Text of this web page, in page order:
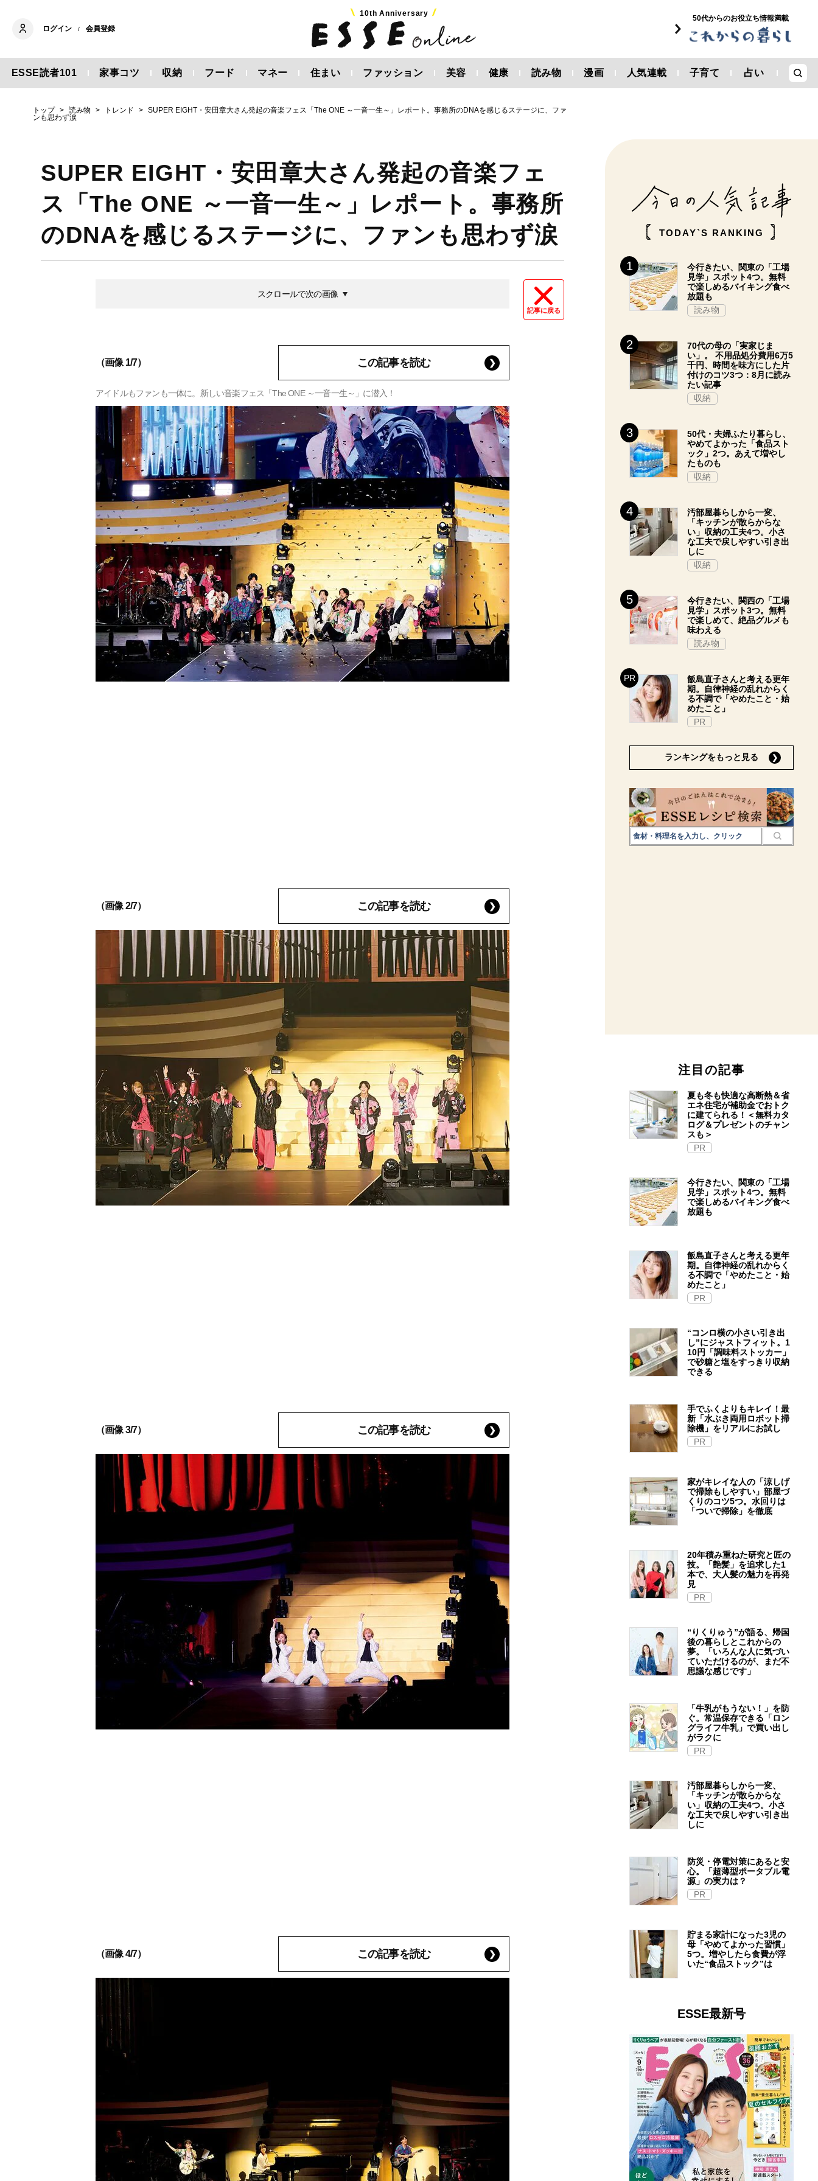
ログイン / 会員登録
10th Anniversary
50代からのお役立ち情報満載
ESSE読者101 家事コツ 収納 フード マネー 住まい ファッション 美容 健康 読み物 漫画 人気連載 子育て 占い
トップ 読み物 トレンド
SUPER EIGHT・安田章大さん発起の音楽フェス「The ONE ～一音一生～」レポート。事務所のDNAを感じるステージに、ファ
ンも思わず涙
SUPER EIGHT・安田章大さん発起の音楽フェ
ス「The ONE ～一音一生～」レポート。事務所
のDNAを感じるステージに、ファンも思わず涙
記事に戻る
スクロールで次の画像
（画像 1/7） この記事を読む
アイドルもファンも一体に。新しい音楽フェス「The ONE ～一音一生～」に潜入！
（画像 2/7） この記事を読む
（画像 3/7） この記事を読む
（画像 4/7） この記事を読む
TODAY`S RANKING
今行きたい、関東の「工場
見学」スポット4つ。無料
で楽しめるバイキング食べ
放題も
読み物
70代の母の「実家じま
い」。 不用品処分費用6万5
千円、時間を味方にした片
付けのコツ3つ：8月に読み
たい記事
収納
50代・夫婦ふたり暮らし、
やめてよかった「食品スト
ック」2つ。あえて増やし
たものも
収納
汚部屋暮らしから一変、
「キッチンが散らからな
い」収納の工夫4つ。小さ
な工夫で戻しやすい引き出
しに
収納
今行きたい、関西の「工場
見学」スポット3つ。無料
で楽しめて、絶品グルメも
味わえる
読み物
飯島直子さんと考える更年
期。自律神経の乱れからく
る不調で「やめたこと・始
めたこと」
PR
ランキングをもっと見る
注目の記事
夏も冬も快適な高断熱＆省
エネ住宅が補助金でおトク
に建てられる！＜無料カタ
ログ＆プレゼントのチャン
スも＞
PR
今行きたい、関東の「工場
見学」スポット4つ。無料
で楽しめるバイキング食べ
放題も
飯島直子さんと考える更年
期。自律神経の乱れからく
る不調で「やめたこと・始
めたこと」
PR
“コンロ横の小さい引き出
し”にジャストフィット。1
10円「調味料ストッカー」
で砂糖と塩をすっきり収納
できる
手でふくよりもキレイ！最
新「水ぶき両用ロボット掃
除機」をリアルにお試し
PR
家がキレイな人の「涼しげ
で掃除もしやすい」部屋づ
くりのコツ5つ。水回りは
「ついで掃除」を徹底
20年積み重ねた研究と匠の
技。「艶髪」を追求した1
本で、大人髪の魅力を再発
見
PR
“りくりゅう”が語る、帰国
後の暮らしとこれからの
夢。「いろんな人に気づい
ていただけるのが、まだ不
思議な感じです」
「牛乳がもうない！」を防
ぐ。常温保存できる「ロン
グライフ牛乳」で買い出し
がラクに
PR
汚部屋暮らしから一変、
「キッチンが散らからな
い」収納の工夫4つ。小さ
な工夫で戻しやすい引き出
しに
防災・停電対策にあると安
心。「超薄型ポータブル電
源」の実力は？​
PR
貯まる家計になった3児の
母「やめてよかった習慣」
5つ。増やしたら食費が浮
いた“食品ストック”は
ESSE最新号